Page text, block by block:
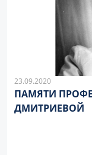
23.09.2020
ПАМЯТИ
ДМИТРИЕВОЙ